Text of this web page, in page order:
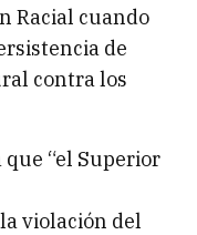
Racial cuando
de
contra los
“el Superior
violación del